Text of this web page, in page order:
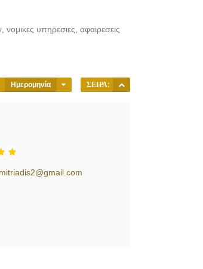
υπηρεσιες, αφαιρεσεις
Ημερομηνία ΣΕΙΡΆ: